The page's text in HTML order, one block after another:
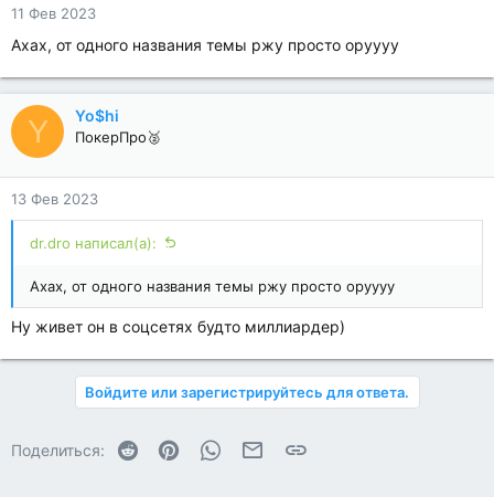
11 Фев 2023
Ахах, от одного названия темы ржу просто оруууу
Y Yo$hi
ПокерПро🥈
13 Фев 2023
dr.dro написал(а):
Ахах, от одного названия темы ржу просто оруууу
Ну живет он в соцсетях будто миллиардер)
Войдите или зарегистрируйтесь для ответа.
Поделиться: Reddit PinterestWhatsAppЭлектронная почта
Ссылка